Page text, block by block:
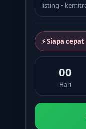
listing •
⚡ Siapa
00
Hari